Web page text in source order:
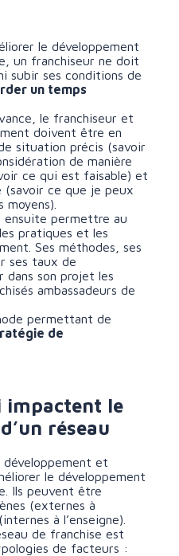
le développement
un franchiseur ne doit
subir ses conditions de
un temps
le franchiseur et
doivent être en
situation précis (savoir
de manière
ce qui est faisable) et
ce que je peux
permettre au
pratiques et les
Ses méthodes, ses
ses taux de
dans son projet les
ambassadeurs de
permettant de
de
impactent le
réseau
et
le développement
Ils peuvent être
(externes à
à l’enseigne).
de franchise est
de facteurs :